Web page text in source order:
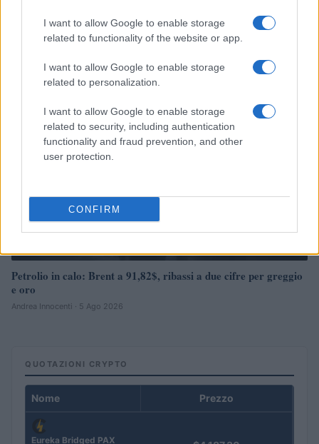
I want to allow Google to enable storage
related to functionality of the website or app.
I want to allow Google to enable storage
related to personalization.
I want to allow Google to enable storage
related to security, including authentication
functionality and fraud prevention, and other
user protection.
CONFIRM
Petrolio in calo: Brent a 88.9 dollari, ribassi diffusi tra le
materie prime
Petrolio in calo: Brent a 91,82$, ribassi a due cifre per greggio
e oro
Andrea Innocenti · 5 Ago 2026
QUOTAZIONI CRYPTO
Nome Prezzo
Eureka Bridged PAX